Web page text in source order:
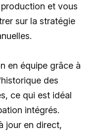
et vous
sur la stratégie
en équipe grâce à
des
ce qui est idéal
intégrés.
jour en direct,